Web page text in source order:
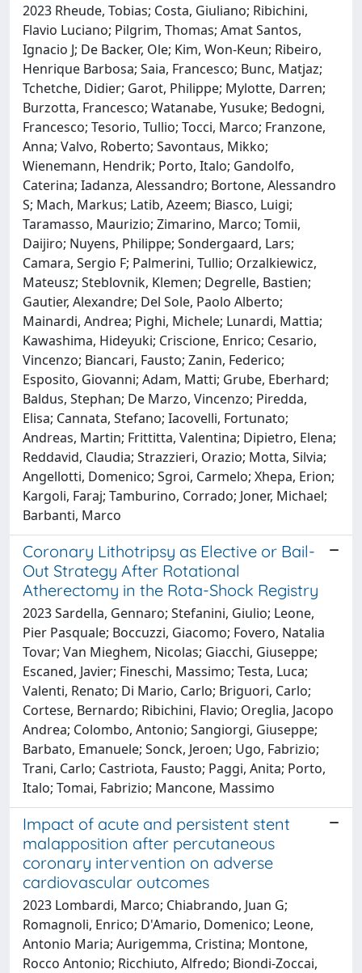
2023 Rheude, Tobias; Costa, Giuliano; Ribichini,
Flavio Luciano; Pilgrim, Thomas; Amat Santos,
Ignacio J; De Backer, Ole; Kim, Won-Keun; Ribeiro,
Henrique Barbosa; Saia, Francesco; Bunc, Matjaz;
Tchetche, Didier; Garot, Philippe; Mylotte, Darren;
Burzotta, Francesco; Watanabe, Yusuke; Bedogni,
Francesco; Tesorio, Tullio; Tocci, Marco; Franzone,
Anna; Valvo, Roberto; Savontaus, Mikko;
Wienemann, Hendrik; Porto, Italo; Gandolfo,
Caterina; Iadanza, Alessandro; Bortone, Alessandro
S; Mach, Markus; Latib, Azeem; Biasco, Luigi;
Taramasso, Maurizio; Zimarino, Marco; Tomii,
Daijiro; Nuyens, Philippe; Sondergaard, Lars;
Camara, Sergio F; Palmerini, Tullio; Orzalkiewicz,
Mateusz; Steblovnik, Klemen; Degrelle, Bastien;
Gautier, Alexandre; Del Sole, Paolo Alberto;
Mainardi, Andrea; Pighi, Michele; Lunardi, Mattia;
Kawashima, Hideyuki; Criscione, Enrico; Cesario,
Vincenzo; Biancari, Fausto; Zanin, Federico;
Esposito, Giovanni; Adam, Matti; Grube, Eberhard;
Baldus, Stephan; De Marzo, Vincenzo; Piredda,
Elisa; Cannata, Stefano; Iacovelli, Fortunato;
Andreas, Martin; Frittitta, Valentina; Dipietro, Elena;
Reddavid, Claudia; Strazzieri, Orazio; Motta, Silvia;
Angellotti, Domenico; Sgroi, Carmelo; Xhepa, Erion;
Kargoli, Faraj; Tamburino, Corrado; Joner, Michael;
Barbanti, Marco
Coronary Lithotripsy as Elective or Bail-
Out Strategy After Rotational
Atherectomy in the Rota-Shock Registry
2023 Sardella, Gennaro; Stefanini, Giulio; Leone,
Pier Pasquale; Boccuzzi, Giacomo; Fovero, Natalia
Tovar; Van Mieghem, Nicolas; Giacchi, Giuseppe;
Escaned, Javier; Fineschi, Massimo; Testa, Luca;
Valenti, Renato; Di Mario, Carlo; Briguori, Carlo;
Cortese, Bernardo; Ribichini, Flavio; Oreglia, Jacopo
Andrea; Colombo, Antonio; Sangiorgi, Giuseppe;
Barbato, Emanuele; Sonck, Jeroen; Ugo, Fabrizio;
Trani, Carlo; Castriota, Fausto; Paggi, Anita; Porto,
Italo; Tomai, Fabrizio; Mancone, Massimo
Impact of acute and persistent stent
malapposition after percutaneous
coronary intervention on adverse
cardiovascular outcomes
2023 Lombardi, Marco; Chiabrando, Juan G;
Romagnoli, Enrico; D'Amario, Domenico; Leone,
Antonio Maria; Aurigemma, Cristina; Montone,
Rocco Antonio; Ricchiuto, Alfredo; Biondi-Zoccai,